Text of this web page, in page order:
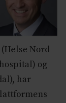
Nord-
og
har